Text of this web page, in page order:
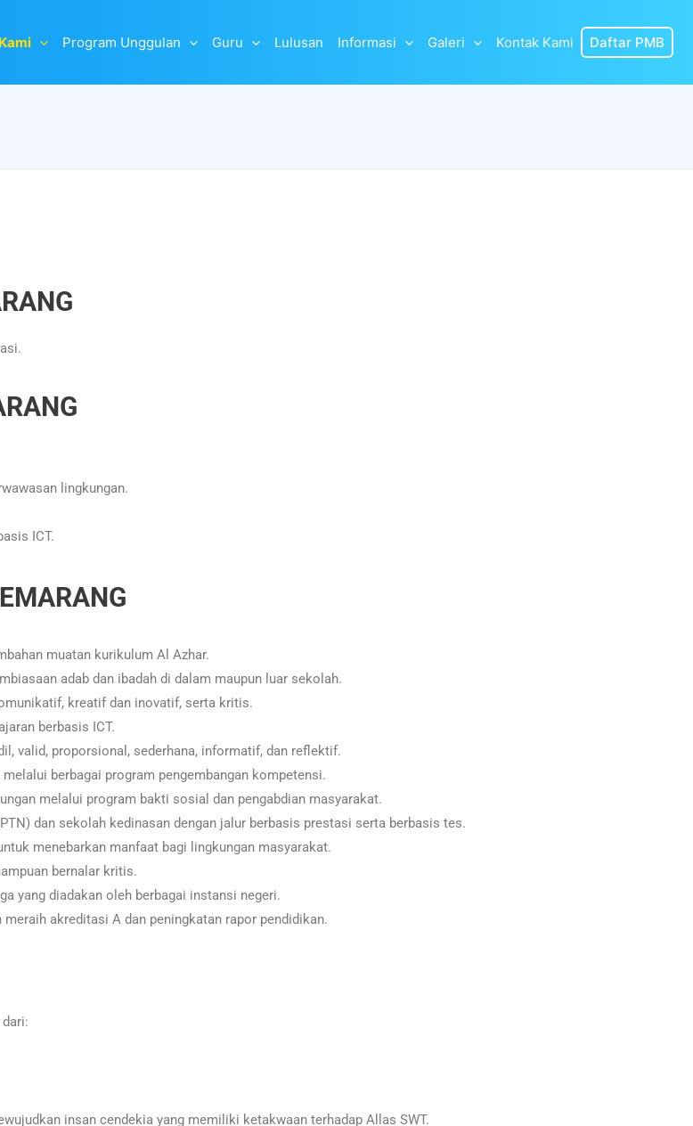
Program Unggulan Guru Lulusan Informasi Galeri Kontak Kami Daftar PMB
lingkungan.
ICT.
muatan kurikulum Al Azhar.
adab dan ibadah di dalam maupun luar sekolah.
kreatif dan inovatif, serta kritis.
berbasis ICT.
valid, proporsional, sederhana, informatif, dan reflektif.
berbagai program pengembangan kompetensi.
melalui program bakti sosial dan pengabdian masyarakat.
dan sekolah kedinasan dengan jalur berbasis prestasi serta berbasis tes.
menebarkan manfaat bagi lingkungan masyarakat.
bernalar kritis.
yang diadakan oleh berbagai instansi negeri.
akreditasi A dan peningkatan rapor pendidikan.
insan cendekia yang memiliki ketakwaan terhadap Allas SWT.